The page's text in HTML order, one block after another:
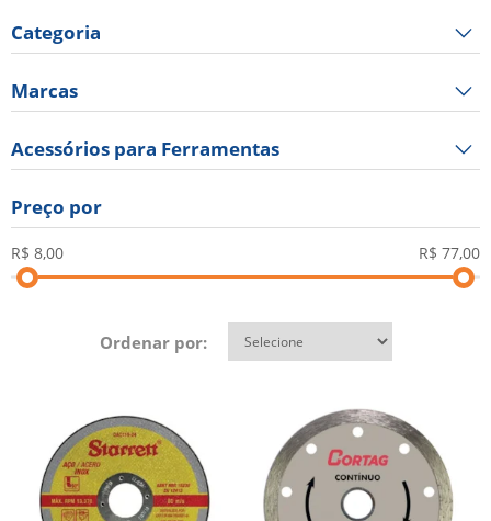
Categoria
Marcas
Acessórios para Ferramentas
Preço por
Ordenar por: